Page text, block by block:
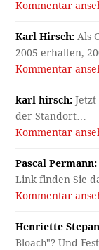
Kommentar
Karl Hirsch: Als
2005 erhalten,
Kommentar
karl hirsch:
der Standort…
Kommentar
Pascal Permann:
Link finden Sie
Kommentar
Henriette
Bloach"? Und